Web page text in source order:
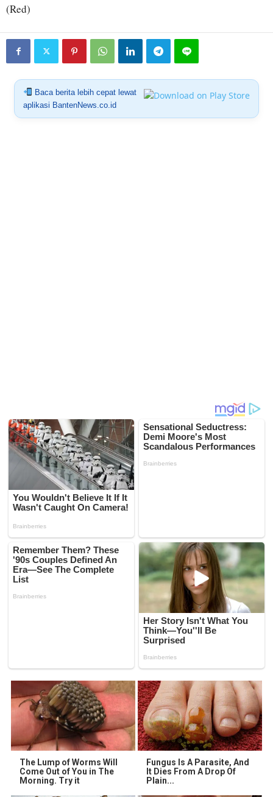
(Red)
Baca berita lebih cepat lewat
aplikasi BantenNews.co.id
The Lump of Worms Will
Come Out of You in The
Morning. Try it
Fungus Is A Parasite, And
It Dies From A Drop Of
Plain...